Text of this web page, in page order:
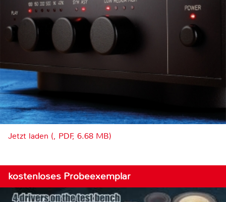
Jetzt laden (, PDF, 6.68 MB)
kostenloses Probeexemplar